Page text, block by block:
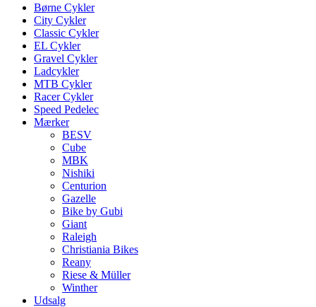
search
Menu
Børne Cykler
City Cykler
Classic Cykler
EL Cykler
Gravel Cykler
Ladcykler
MTB Cykler
Racer Cykler
Speed Pedelec
Mærker
BESV
Cube
MBK
Nishiki
Centurion
Gazelle
Bike by Gubi
Giant
Raleigh
Christiania Bikes
Reany
Riese & Müller
Winther
Udsalg